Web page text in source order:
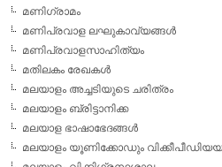
മണിഗ്രാമം
മണിപ്രവാള ലഘുകാവ്യങ്ങള്‍
മണിപ്രവാളസാഹിത്യം
മതിലകം രേഖകള്‍
മലയാളം അച്ചടിയുടെ ചരിത്രം
മലയാളം ബ്രിട്ടാനിക്ക
മലയാള ഭാഷാഭേദങ്ങള്‍
മലയാളം യൂണിക്കോഡും